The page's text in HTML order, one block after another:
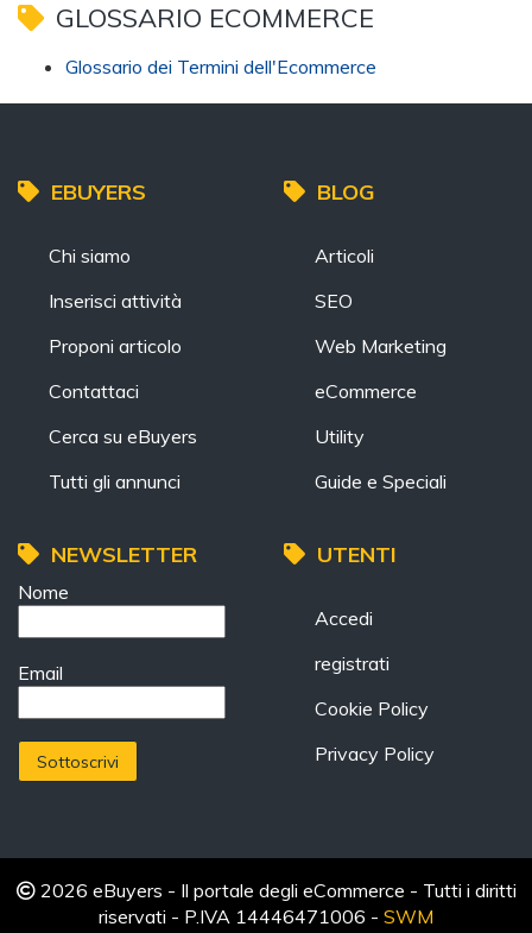
GLOSSARIO ECOMMERCE
Glossario dei Termini dell'Ecommerce
EBUYERS
Chi siamo
Inserisci attività
Proponi articolo
Contattaci
Cerca su eBuyers
Tutti gli annunci
BLOG
Articoli
SEO
Web Marketing
eCommerce
Utility
Guide e Speciali
NEWSLETTER
Nome
Email
UTENTI
Accedi
registrati
Cookie Policy
Privacy Policy
2026 eBuyers - Il portale degli eCommerce - Tutti i diritti
riservati - P.IVA 14446471006 - SWM